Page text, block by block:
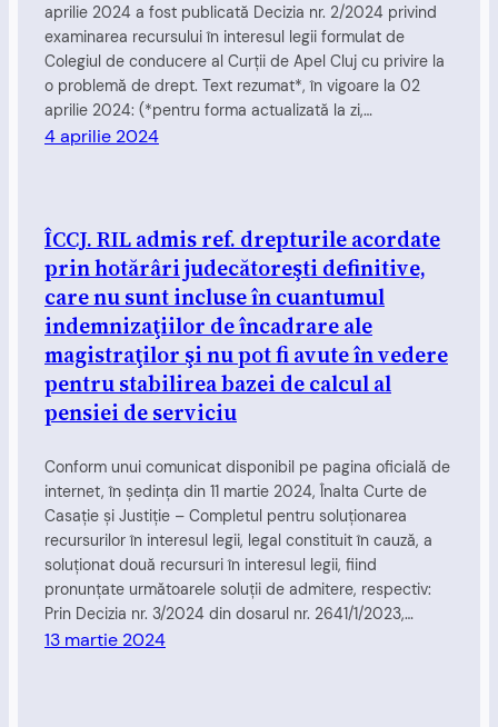
aprilie 2024 a fost publicată Decizia nr. 2/2024 privind
examinarea recursului în interesul legii formulat de
Colegiul de conducere al Curţii de Apel Cluj cu privire la
o problemă de drept. Text rezumat*, în vigoare la 02
aprilie 2024: (*pentru forma actualizată la zi,…
4 aprilie 2024
ÎCCJ. RIL admis ref. drepturile acordate
prin hotărâri judecătoreşti definitive,
care nu sunt incluse în cuantumul
indemnizaţiilor de încadrare ale
magistraţilor şi nu pot fi avute în vedere
pentru stabilirea bazei de calcul al
pensiei de serviciu
Conform unui comunicat disponibil pe pagina oficială de
internet, în şedinţa din 11 martie 2024, Înalta Curte de
Casaţie şi Justiţie – Completul pentru soluţionarea
recursurilor în interesul legii, legal constituit în cauză, a
soluționat două recursuri în interesul legii, fiind
pronunțate următoarele soluții de admitere, respectiv:
Prin Decizia nr. 3/2024 din dosarul nr. 2641/1/2023,…
13 martie 2024